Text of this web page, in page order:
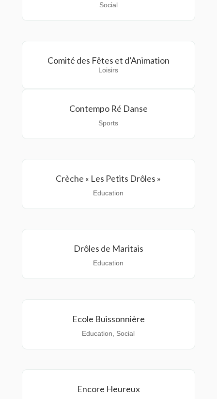
Social
Comité des Fêtes et d’Animation
Loisirs
Contempo Ré Danse
Sports
Crèche « Les Petits Drôles »
Education
Drôles de Maritais
Education
Ecole Buissonnière
Education Social
Encore Heureux